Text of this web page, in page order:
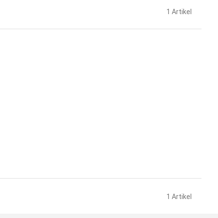
1 Artikel
1 Artikel